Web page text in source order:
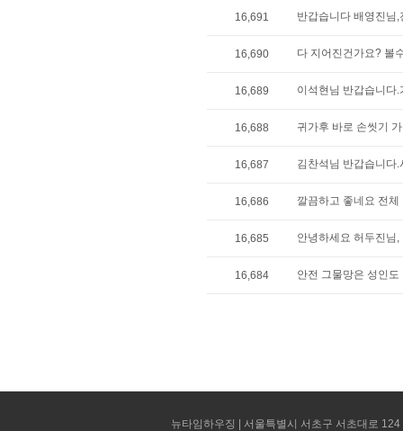
16,691 반갑습니다 배영진님
16,690 다 지어진건가요? 볼
16,689 이석현님 반갑습니다
16,688 귀가후 바로 손씻기
16,687 김찬석님 반갑습니다
16,686 깔끔하고 좋네요 전
16,685 안녕하세요 허두진님
16,684 안전 그물망은 성인
뉴타임하우징 | 서울특별시 서초구 서초대로